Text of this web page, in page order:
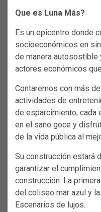
Que es Luna Más?
Es un epicentro donde
socioeconómicos en
de manera autosostible
actores económicos
Contaremos con más
actividades de
de esparcimiento, cada
en el sano goce y
de la vida pública al
Su construcción estará
garantizar el
construcción. La
del coliseo mar azul y
Escenarios de lujos.